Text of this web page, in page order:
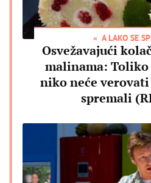
A LAKO SE
Osvežavajući
malinama: Toliko
niko neće verovati
spremali